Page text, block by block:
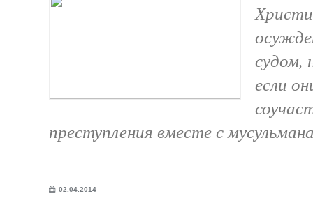
судом,
если
преступления вместе с
02.04.2014